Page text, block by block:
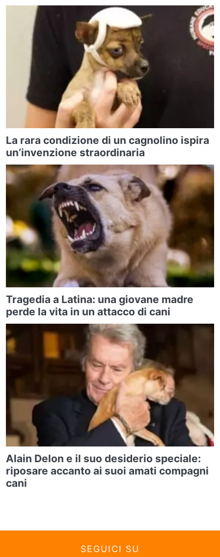
La rara condizione di un cagnolino ispira
un’invenzione straordinaria
Tragedia a Latina: una giovane madre
perde la vita in un attacco di cani
Alain Delon e il suo desiderio speciale:
riposare accanto ai suoi amati compagni
cani
SEGUICI SU